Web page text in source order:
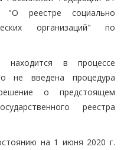
реестре социально
организаций" по
находится в процессе
не введена процедура
о предстоящем
реестра
на 1 июня 2020 г.